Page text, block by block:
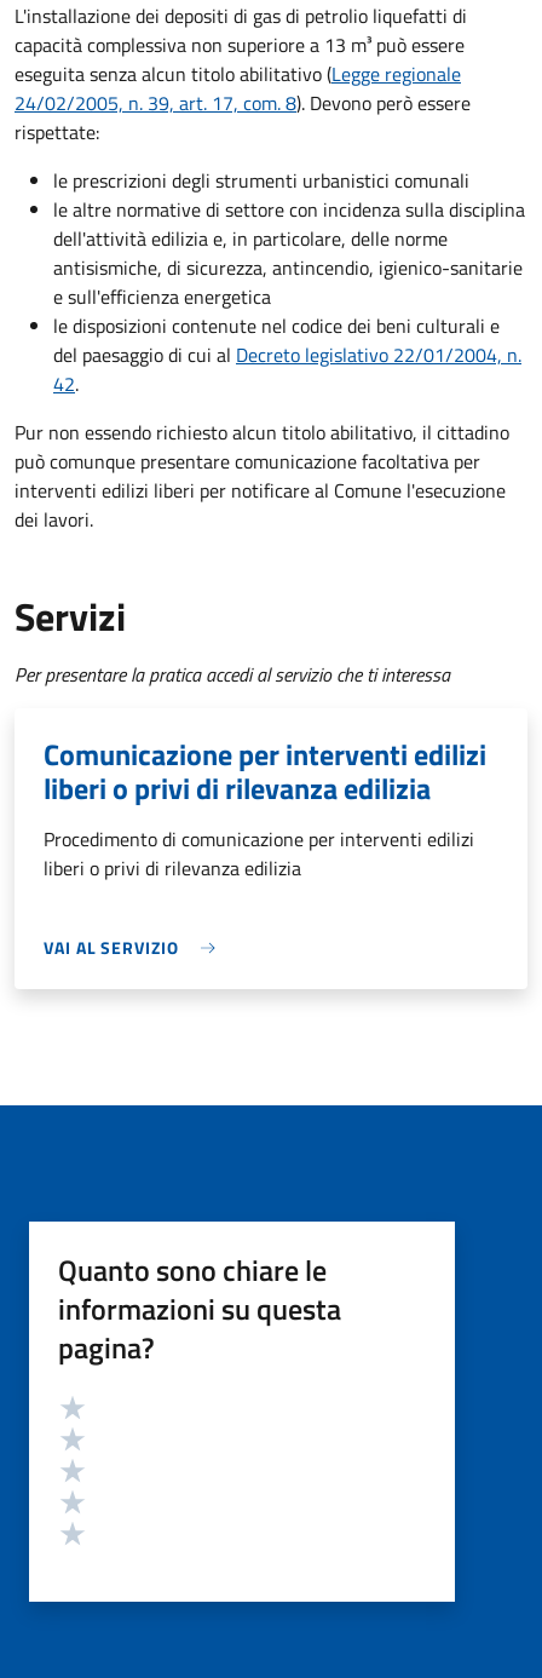
L'installazione dei depositi di gas di petrolio liquefatti di
capacità complessiva non superiore a 13 m³ può essere
eseguita senza alcun titolo abilitativo (Legge regionale
24/02/2005, n. 39, art. 17, com. 8). Devono però essere
rispettate:
le prescrizioni degli strumenti urbanistici comunali
le altre normative di settore con incidenza sulla disciplina
dell'attività edilizia e, in particolare, delle norme
antisismiche, di sicurezza, antincendio, igienico-sanitarie
e sull'efficienza energetica
le disposizioni contenute nel codice dei beni culturali e
del paesaggio di cui al Decreto legislativo 22/01/2004, n.
42.
Pur non essendo richiesto alcun titolo abilitativo, il cittadino
può comunque presentare comunicazione facoltativa per
interventi edilizi liberi per notificare al Comune l'esecuzione
dei lavori.
Servizi
Per presentare la pratica accedi al servizio che ti interessa
Comunicazione per interventi edilizi
liberi o privi di rilevanza edilizia
Procedimento di comunicazione per interventi edilizi
liberi o privi di rilevanza edilizia
VAI AL SERVIZIO
Quanto sono chiare le
informazioni su questa
pagina?
Valutazione